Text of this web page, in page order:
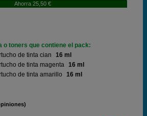
Ahorra 25,50 €
o toners que contiene el pack:
de tinta cian
16 ml
de tinta magenta 16 ml
de tinta amarillo
16 ml